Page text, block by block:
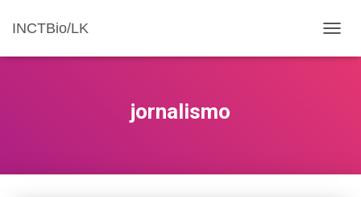
INCTBio/LK
jornalismo